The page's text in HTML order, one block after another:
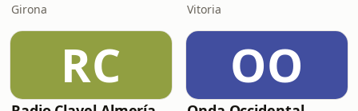
Girona Vitoria
RC OO